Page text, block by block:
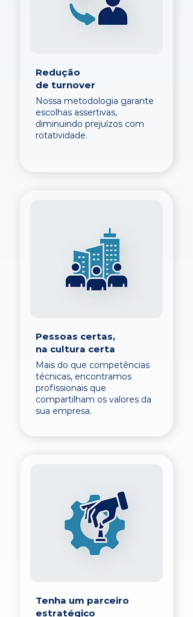
Redução
de turnover
Nossa metodologia garante
escolhas assertivas,
diminuindo prejuízos com
rotatividade.
Pessoas certas,
na cultura certa
Mais do que competências
técnicas, encontramos
profissionais que
compartilham os valores da
sua empresa.
Tenha um parceiro
estratégico